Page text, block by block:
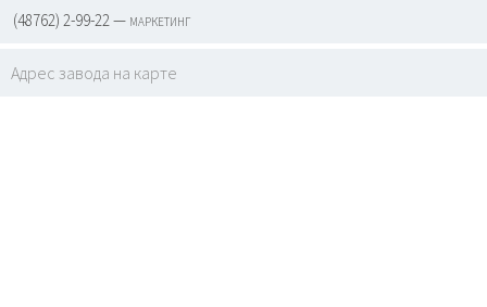
(48762) 2-99-22 — маркетинг
Адрес завода на карте